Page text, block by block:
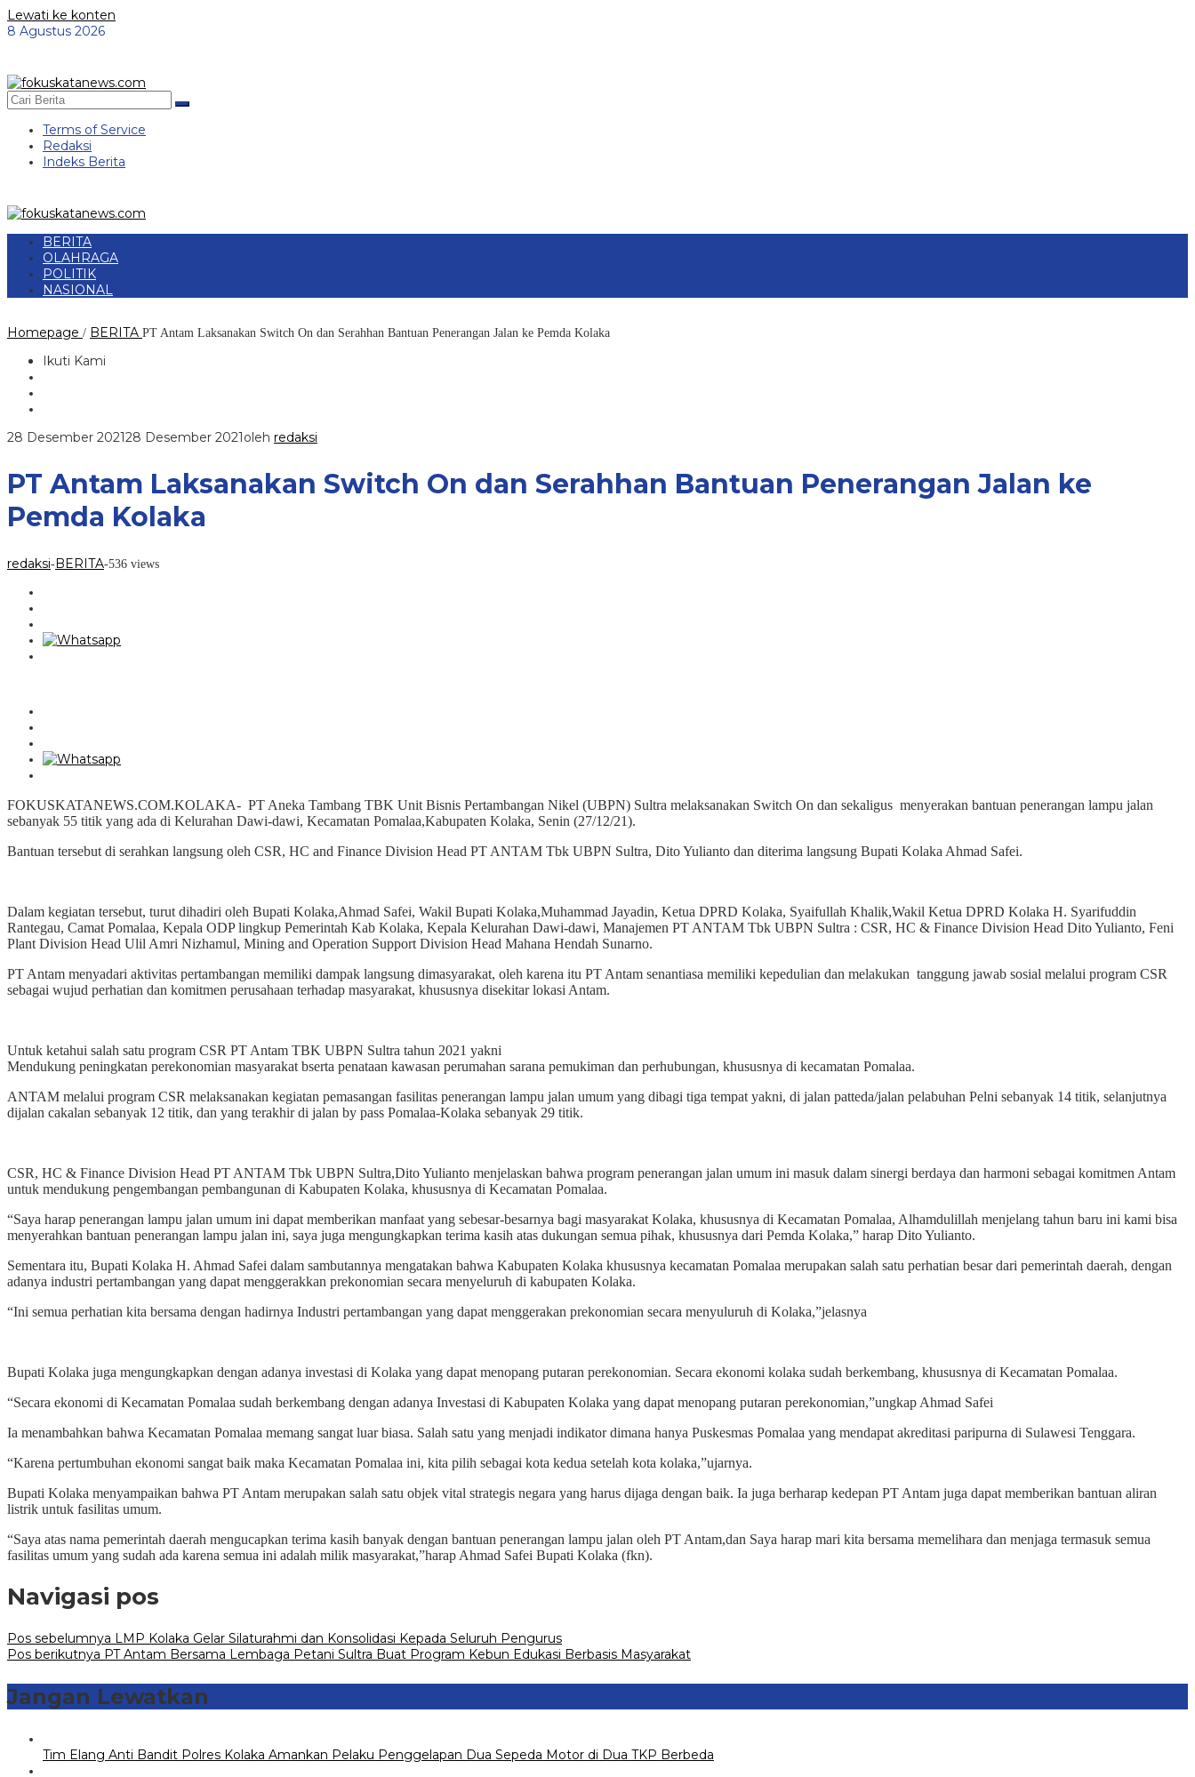
Lewati ke konten
8 Agustus 2026
Terms of Service
Redaksi
Indeks Berita
BERITA
OLAHRAGA
POLITIK
NASIONAL
Homepage / BERITA PT Antam Laksanakan Switch On dan Serahhan Bantuan Penerangan Jalan ke Pemda Kolaka
Ikuti Kami
28 Desember 202128 Desember 2021oleh redaksi
PT Antam Laksanakan Switch On dan Serahhan Bantuan Penerangan Jalan ke
Pemda Kolaka
redaksi-BERITA-536 views
FOKUSKATANEWS.COM.KOLAKA- PT Aneka Tambang TBK Unit Bisnis Pertambangan Nikel (UBPN) Sultra melaksanakan Switch On dan sekaligus menyerakan bantuan penerangan lampu jalan
sebanyak 55 titik yang ada di Kelurahan Dawi-dawi, Kecamatan Pomalaa,Kabupaten Kolaka, Senin (27/12/21).
Bantuan tersebut di serahkan langsung oleh CSR, HC and Finance Division Head PT ANTAM Tbk UBPN Sultra, Dito Yulianto dan diterima langsung Bupati Kolaka Ahmad Safei.
Dalam kegiatan tersebut, turut dihadiri oleh Bupati Kolaka,Ahmad Safei, Wakil Bupati Kolaka,Muhammad Jayadin, Ketua DPRD Kolaka, Syaifullah Khalik,Wakil Ketua DPRD Kolaka H. Syarifuddin
Rantegau, Camat Pomalaa, Kepala ODP lingkup Pemerintah Kab Kolaka, Kepala Kelurahan Dawi-dawi, Manajemen PT ANTAM Tbk UBPN Sultra : CSR, HC & Finance Division Head Dito Yulianto, Feni
Plant Division Head Ulil Amri Nizhamul, Mining and Operation Support Division Head Mahana Hendah Sunarno.
PT Antam menyadari aktivitas pertambangan memiliki dampak langsung dimasyarakat, oleh karena itu PT Antam senantiasa memiliki kepedulian dan melakukan tanggung jawab sosial melalui program CSR
sebagai wujud perhatian dan komitmen perusahaan terhadap masyarakat, khususnya disekitar lokasi Antam.
Untuk ketahui salah satu program CSR PT Antam TBK UBPN Sultra tahun 2021 yakni
Mendukung peningkatan perekonomian masyarakat bserta penataan kawasan perumahan sarana pemukiman dan perhubungan, khususnya di kecamatan Pomalaa.
ANTAM melalui program CSR melaksanakan kegiatan pemasangan fasilitas penerangan lampu jalan umum yang dibagi tiga tempat yakni, di jalan patteda/jalan pelabuhan Pelni sebanyak 14 titik, selanjutnya
dijalan cakalan sebanyak 12 titik, dan yang terakhir di jalan by pass Pomalaa-Kolaka sebanyak 29 titik.
CSR, HC & Finance Division Head PT ANTAM Tbk UBPN Sultra,Dito Yulianto menjelaskan bahwa program penerangan jalan umum ini masuk dalam sinergi berdaya dan harmoni sebagai komitmen Antam
untuk mendukung pengembangan pembangunan di Kabupaten Kolaka, khususnya di Kecamatan Pomalaa.
“Saya harap penerangan lampu jalan umum ini dapat memberikan manfaat yang sebesar-besarnya bagi masyarakat Kolaka, khususnya di Kecamatan Pomalaa, Alhamdulillah menjelang tahun baru ini kami bisa
menyerahkan bantuan penerangan lampu jalan ini, saya juga mengungkapkan terima kasih atas dukungan semua pihak, khususnya dari Pemda Kolaka,” harap Dito Yulianto.
Sementara itu, Bupati Kolaka H. Ahmad Safei dalam sambutannya mengatakan bahwa Kabupaten Kolaka khususnya kecamatan Pomalaa merupakan salah satu perhatian besar dari pemerintah daerah, dengan
adanya industri pertambangan yang dapat menggerakkan prekonomian secara menyeluruh di kabupaten Kolaka.
“Ini semua perhatian kita bersama dengan hadirnya Industri pertambangan yang dapat menggerakan prekonomian secara menyuluruh di Kolaka,”jelasnya
Bupati Kolaka juga mengungkapkan dengan adanya investasi di Kolaka yang dapat menopang putaran perekonomian. Secara ekonomi kolaka sudah berkembang, khususnya di Kecamatan Pomalaa.
“Secara ekonomi di Kecamatan Pomalaa sudah berkembang dengan adanya Investasi di Kabupaten Kolaka yang dapat menopang putaran perekonomian,”ungkap Ahmad Safei
Ia menambahkan bahwa Kecamatan Pomalaa memang sangat luar biasa. Salah satu yang menjadi indikator dimana hanya Puskesmas Pomalaa yang mendapat akreditasi paripurna di Sulawesi Tenggara.
“Karena pertumbuhan ekonomi sangat baik maka Kecamatan Pomalaa ini, kita pilih sebagai kota kedua setelah kota kolaka,”ujarnya.
Bupati Kolaka menyampaikan bahwa PT Antam merupakan salah satu objek vital strategis negara yang harus dijaga dengan baik. Ia juga berharap kedepan PT Antam juga dapat memberikan bantuan aliran
listrik untuk fasilitas umum.
“Saya atas nama pemerintah daerah mengucapkan terima kasih banyak dengan bantuan penerangan lampu jalan oleh PT Antam,dan Saya harap mari kita bersama memelihara dan menjaga termasuk semua
fasilitas umum yang sudah ada karena semua ini adalah milik masyarakat,”harap Ahmad Safei Bupati Kolaka (fkn).
Navigasi pos
Pos sebelumnya LMP Kolaka Gelar Silaturahmi dan Konsolidasi Kepada Seluruh Pengurus
Pos berikutnya PT Antam Bersama Lembaga Petani Sultra Buat Program Kebun Edukasi Berbasis Masyarakat
Jangan Lewatkan
Tim Elang Anti Bandit Polres Kolaka Amankan Pelaku Penggelapan Dua Sepeda Motor di Dua TKP Berbeda